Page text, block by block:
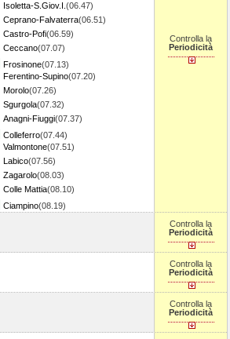
Isoletta-S.Giov.I. (06.47)
Ceprano-Falvaterra(06.51)
Castro-Pofi(06.59)
Ceccano(07.07)
Frosinone(07.13)
Ferentino-Supino(07.20)
Morolo(07.26)
Sgurgola(07.32)
Anagni-Fiuggi(07.37)
Colleferro(07.44)
Valmontone(07.51)
Labico(07.56)
Zagarolo(08.03)
Colle Mattia(08.10)
Ciampino(08.19)
Controlla la
Periodicità
Controlla la
Periodicità
Controlla la
Periodicità
Controlla la
Periodicità